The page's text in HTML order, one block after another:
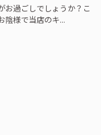
お過ごしでしょうか？こ
陰様で当店のキ...